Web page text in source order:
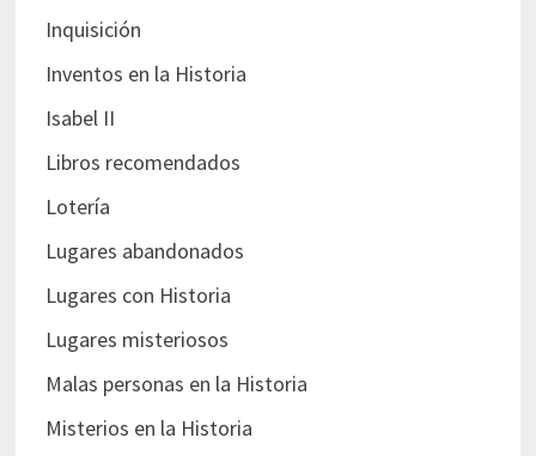
Inquisición
Inventos en la Historia
Isabel II
Libros recomendados
Lotería
Lugares abandonados
Lugares con Historia
Lugares misteriosos
Malas personas en la Historia
Misterios en la Historia